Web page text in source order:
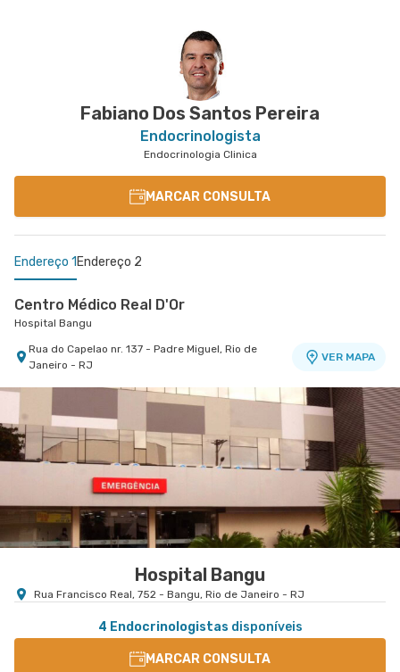
Fabiano Dos Santos Pereira
Endocrinologista
Endocrinologia Clinica
MARCAR CONSULTA
Endereço 1 Endereço 2
Centro Médico Real D'Or
Hospital Bangu
Rua do Capelao nr. 137 - Padre Miguel, Rio de
Janeiro - RJ
VER MAPA
Salus Barra
Avenida Das Americas nr. 4666 3° Andar Centro
Médico 1 - Salas 302 A2 - Barra da Tijuca, Rio de
Janeiro - RJ
VER MAPA
Hospital Bangu
Rua Francisco Real, 752 - Bangu, Rio de Janeiro - RJ
4 Endocrinologistas disponíveis
MARCAR CONSULTA